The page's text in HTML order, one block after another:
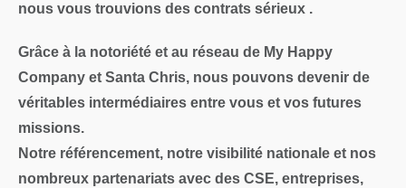
nous vous trouvions des contrats sérieux .
Grâce à la notoriété et au réseau de My Happy
Company et Santa Chris, nous pouvons devenir de
véritables intermédiaires entre vous et vos futures
missions.
Notre référencement, notre visibilité nationale et nos
nombreux partenariats avec des CSE, entreprises,